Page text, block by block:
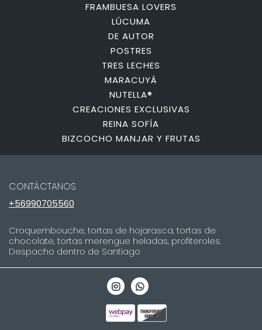
FRAMBUESA LOVERS
LÚCUMA
DE AUTOR
POSTRES
TRES LECHES
MARACUYÁ
NUTELLA®
CREACIONES EXCLUSIVAS
REINA SOFÍA
BIZCOCHO MANJAR Y FRUTAS
CONTÁCTANOS
+56990705560
Croquembouche, tortas de hojarasca, tortas de
chocolate, tortas merengue heladas, profiteroles.
Despacho dentro de Santiago